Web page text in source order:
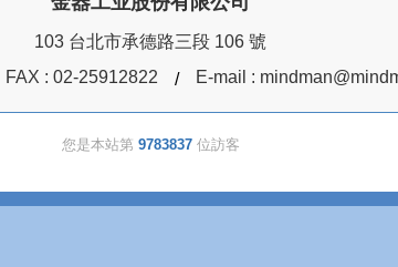
103 台北市承德路三段 106 號
FAX : 02-25912822 E-mail :
您是本站第 9783837位訪客